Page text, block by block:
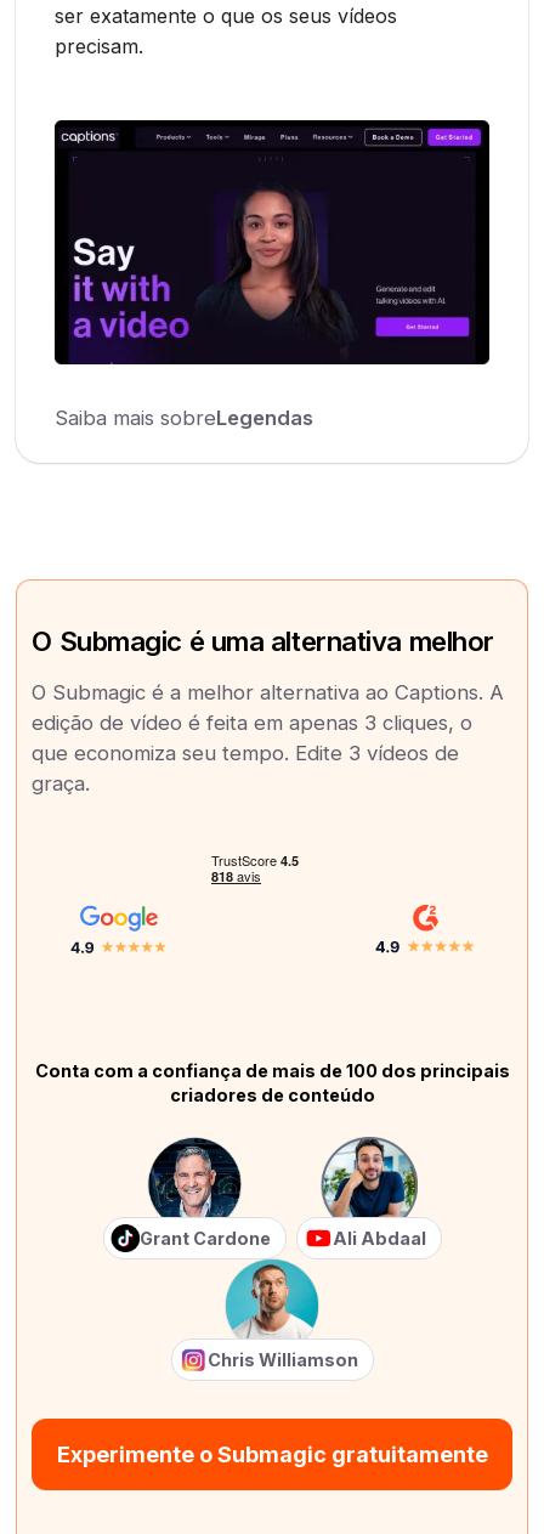
ser exatamente o que os seus vídeos
precisam.
Saiba mais sobreLegendas
O Submagic é uma alternativa melhor
O Submagic é a melhor alternativa ao Captions. A
edição de vídeo é feita em apenas 3 cliques, o
que economiza seu tempo. Edite 3 vídeos de
graça.
Conta com a confiança de mais de 100 dos principais
criadores de conteúdo
Grant Cardone Ali Abdaal
Chris Williamson
Experimente o Submagic gratuitamente